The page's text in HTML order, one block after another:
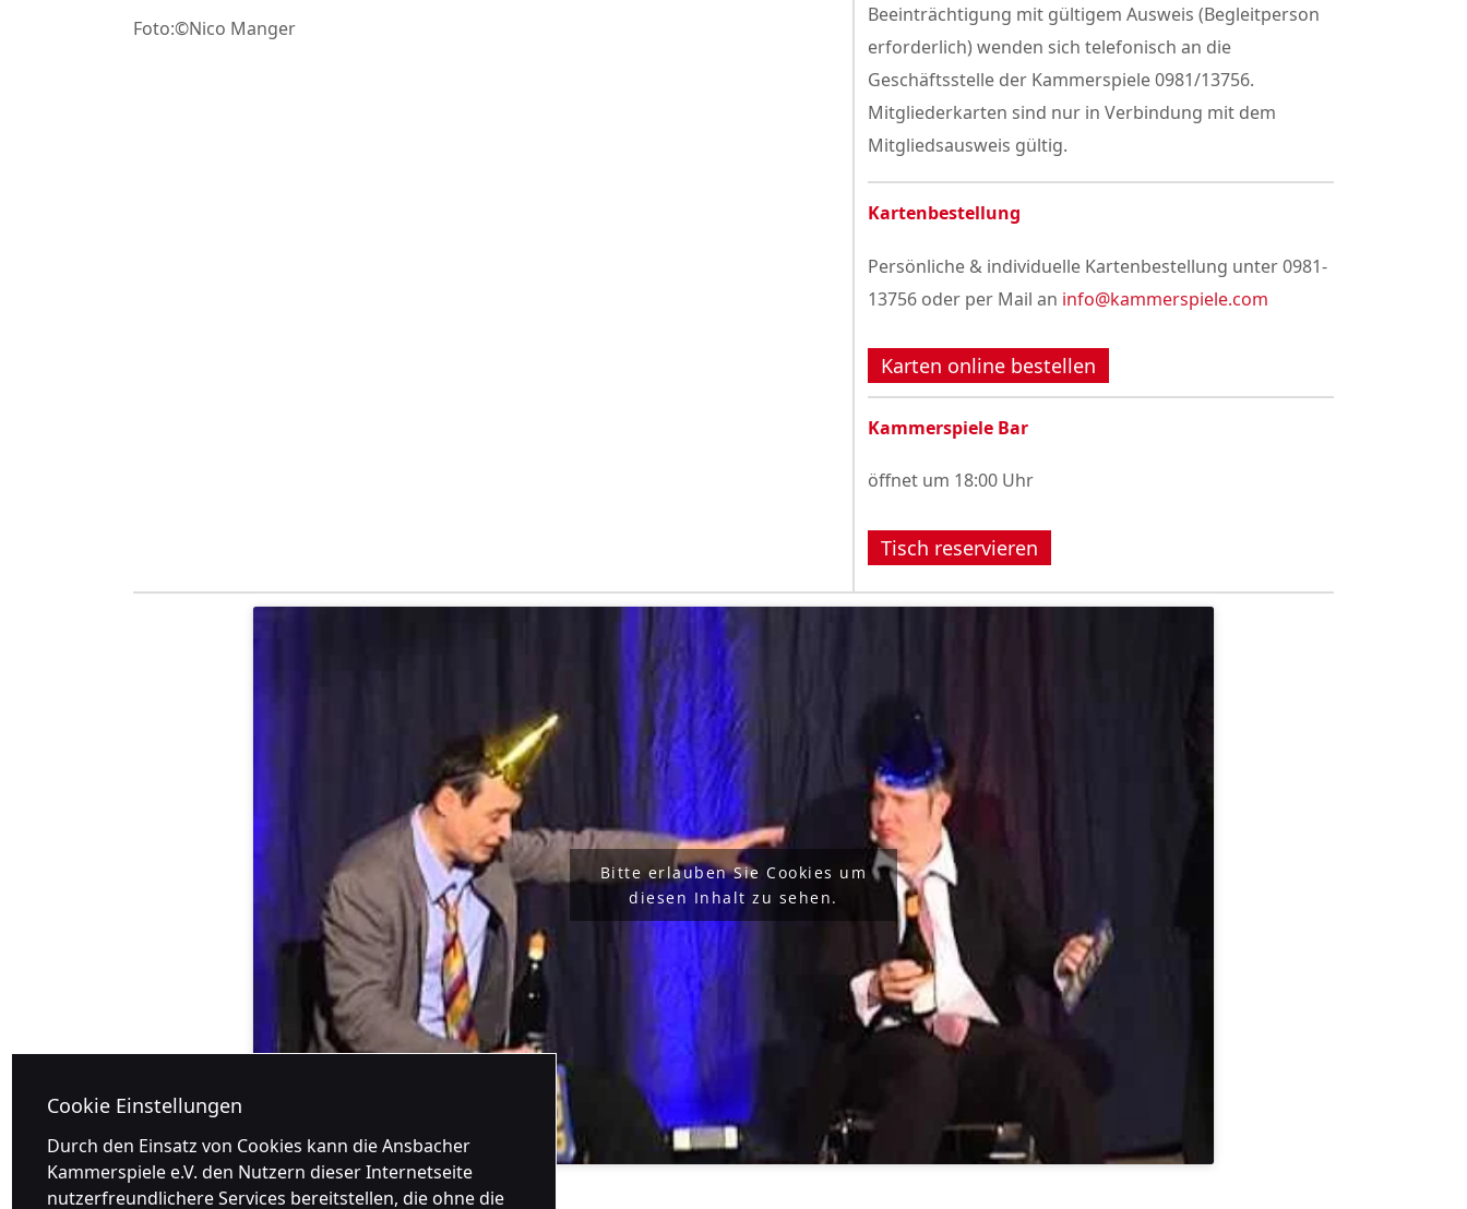
Cookie Einstellungen
Durch den Einsatz von Cookies kann die Ansbacher
Kammerspiele e.V. den Nutzern dieser Internetseite
nutzerfreundlichere Services bereitstellen, die ohne die
Foto:©Nico Manger
Beeinträchtigung mit gültigem Ausweis (Begleitperson
erforderlich) wenden sich telefonisch an die
Geschäftsstelle der Kammerspiele 0981/13756.
Mitgliederkarten sind nur in Verbindung mit dem
Mitgliedsausweis gültig.
Kartenbestellung
Persönliche & individuelle Kartenbestellung unter 0981-
13756 oder per Mail an info@kammerspiele.com
Karten online bestellen
Kammerspiele Bar
öffnet um 18:00 Uhr
Tisch reservieren
Bitte erlauben Sie Cookies um
diesen Inhalt zu sehen.